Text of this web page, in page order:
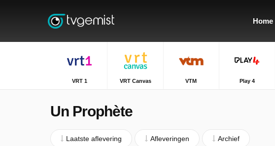
Home
VRT 1 VRT Canvas VTM Play 4
Un Prophète
Laatste aflevering Afleveringen Archief